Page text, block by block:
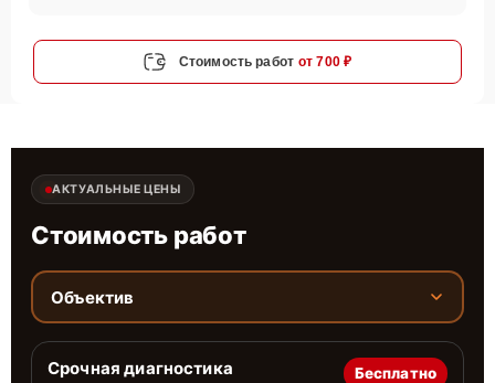
Стоимость работ от 700 ₽
АКТУАЛЬНЫЕ ЦЕНЫ
Стоимость работ
Объектив
Срочная диагностика Бесплатно